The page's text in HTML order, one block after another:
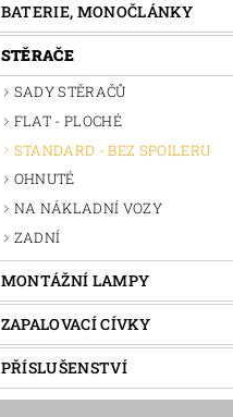
BATERIE, MONOČLÁNKY
STĚRAČE
SADY STĚRAČŮ
FLAT - PLOCHÉ
STANDARD - BEZ SPOILERU
OHNUTÉ
NA NÁKLADNÍ VOZY
ZADNÍ
MONTÁŽNÍ LAMPY
ZAPALOVACÍ CÍVKY
PŘÍSLUŠENSTVÍ